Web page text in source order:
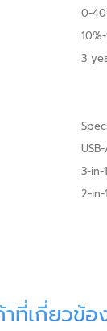
0-
3
3-in-
2-
ที่เกี่ยวข้อ